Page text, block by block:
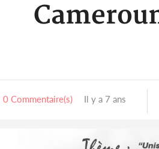
0 Commentaire(s) Il y a 7 ans